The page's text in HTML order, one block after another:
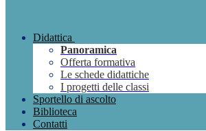
Didattica
Panoramica
Offerta formativa
Le schede didattiche
I progetti delle classi
Sportello di ascolto
Biblioteca
Contatti